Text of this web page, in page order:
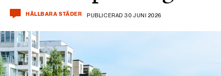
HÅLLBARA STÄDER PUBLICERAD 30 JUNI 2026